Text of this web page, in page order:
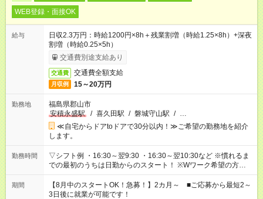
WEB登録・面接OK
給与
日収2.3万円：時給1200円×8h＋残業割増（時給1.25×8h）+深夜
割増（時給0.25×5h）
交通費別途支給あり
交通費 交通費全額支給
月収例 15～20万円
勤務地
福島県郡山市
安積永盛駅
/ 喜久田駅 / 磐城守山駅 / …
≪自宅からドアtoドアで30分以内！≫ご希望の勤務地を紹介
します。
勤務時間
▽シフト例 ・16:30～翌9:30 ・16:30～翌10:30など ※慣れるま
での最初のうちは日勤からのスタート！ ※Wワーク希望の方へ
今ご覧のお仕事で希望する勤務時間と、もう1つのお仕事の勤務
時間。 合計で週40時間を超える場合は応募できません。
期間
【8月中のスタートOK！急募！】2カ月～ ■ご応募から最短2～
3日後に就業が可能です！